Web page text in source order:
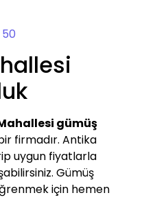
50
gümüş
firmadır. Antika
uygun fiyatlarla
Gümüş
için hemen